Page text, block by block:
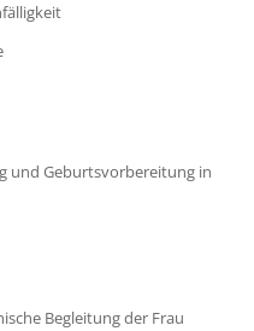
und Geburtsvorbereitung in
Begleitung der Frau